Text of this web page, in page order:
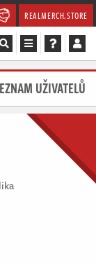
REALMERCH.STORE
UŽIVATELŮ